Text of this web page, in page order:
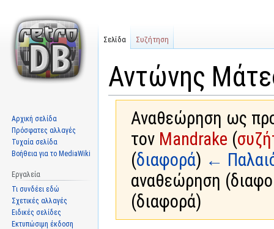
Αντώνης
Αναθεώρηση ως
τον Mandrake (
(διαφορά) ←
αναθεώρηση
(διαφορά)
Σελίδα Συζήτηση
Αρχική σελίδα
Πρόσφατες αλλαγές
Τυχαία σελίδα
Βοήθεια για το MediaWiki
Εργαλεία
Τι συνδέει εδώ
Σχετικές αλλαγές
Ειδικές σελίδες
Εκτυπώσιμη έκδοση